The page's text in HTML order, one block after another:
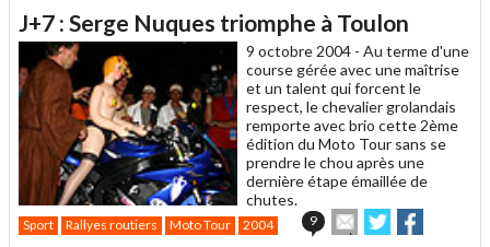
un
ami
J+7 : Serge Nuques triomphe à Toulon
9 octobre 2004 - Au terme d'une
course gérée avec une maîtrise
et un talent qui forcent le
respect, le chevalier grolandais
remporte avec brio cette 2ème
édition du Moto Tour sans se
prendre le chou après une
dernière étape émaillée de
chutes.
Sport Rallyes routiers Moto Tour 2004 9
Envoyer
cet
Partager
sur sur